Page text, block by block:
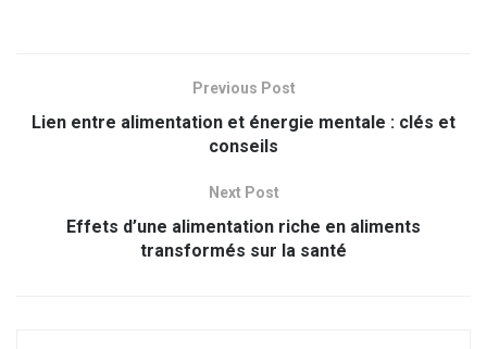
Previous Post
Lien entre alimentation et énergie mentale : clés et
conseils
Next Post
Effets d’une alimentation riche en aliments
transformés sur la santé